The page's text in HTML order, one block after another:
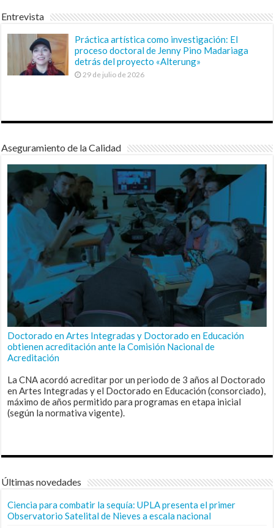
Entrevista
Práctica artística como investigación: El
proceso doctoral de Jenny Pino Madariaga
detrás del proyecto «Alterung»
29 de julio de 2026
Aseguramiento de la Calidad
Doctorado en Artes Integradas y Doctorado en Educación
obtienen acreditación ante la Comisión Nacional de
Acreditación
La CNA acordó acreditar por un periodo de 3 años al Doctorado
en Artes Integradas y el Doctorado en Educación (consorciado),
máximo de años permitido para programas en etapa inicial
(según la normativa vigente).
Últimas novedades
Ciencia para combatir la sequía: UPLA presenta el primer
Observatorio Satelital de Nieves a escala nacional